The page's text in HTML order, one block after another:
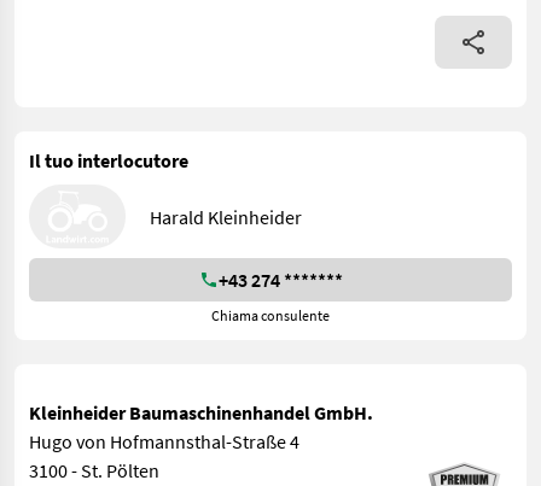
Il tuo interlocutore
Harald Kleinheider
+43 274 *******
Chiama consulente
Kleinheider Baumaschinenhandel GmbH.
Hugo von Hofmannsthal-Straße 4
3100 - St. Pölten